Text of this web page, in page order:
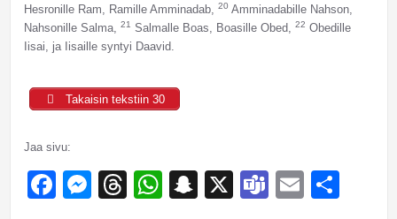
Hesronille Ram, Ramille Amminadab, 20 Amminadabille Nahson,
Nahsonille Salma, 21 Salmalle Boas, Boasille Obed, 22 Obedille
Iisai, ja Iisaille syntyi Daavid.
Takaisin tekstiin 30
Jaa sivu:
Facebook
Messenger
Threads
WhatsApp
Snapchat
X TeamsEmail